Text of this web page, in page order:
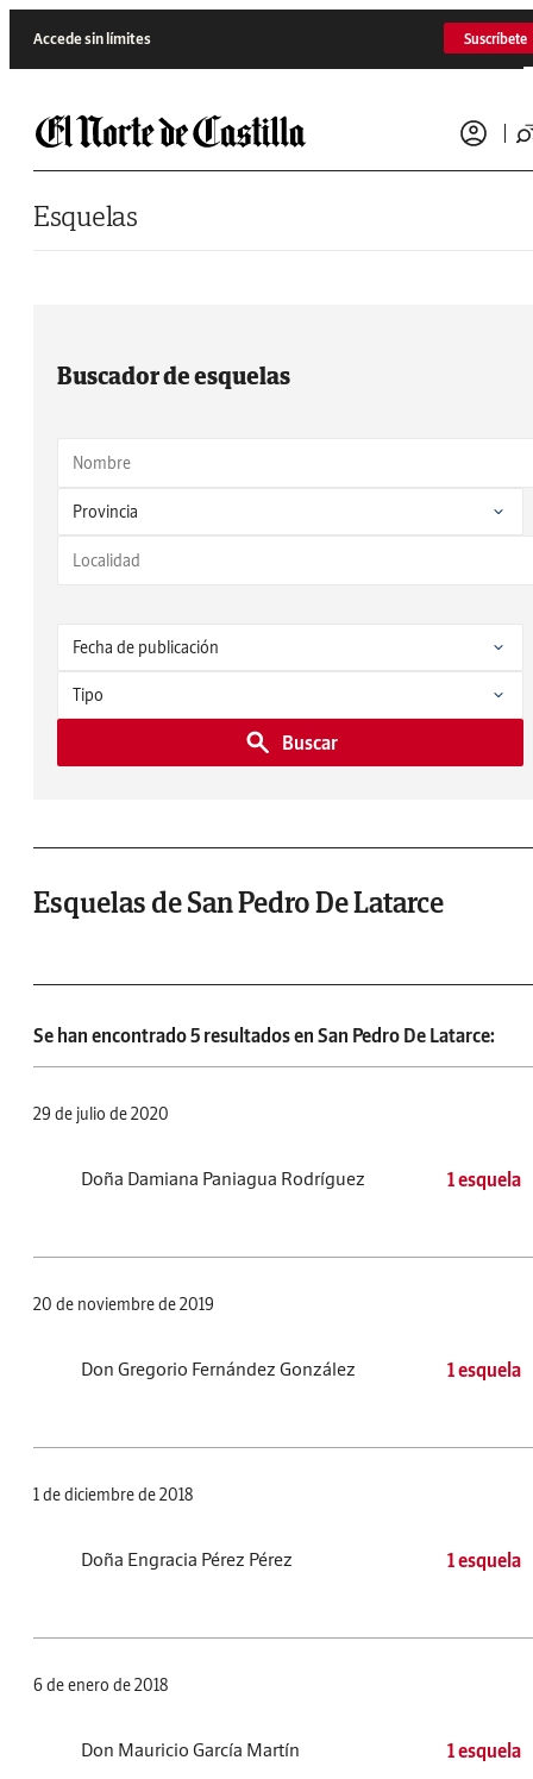
Accede sin límites Suscríbete
Esquelas
Buscador de esquelas
Buscar
Esquelas de San Pedro De Latarce
Se han encontrado 5 resultados en San Pedro De Latarce:
29 de julio de 2020
Doña Damiana Paniagua Rodríguez 1 esquela
20 de noviembre de 2019
Don Gregorio Fernández González 1 esquela
1 de diciembre de 2018
Doña Engracia Pérez Pérez 1 esquela
6 de enero de 2018
Don Mauricio García Martín 1 esquela